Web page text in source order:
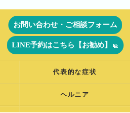
お問い合わせ・ご相談フォーム
LINE予約はこちら【お勧め】
代表的な症状
ヘルニア